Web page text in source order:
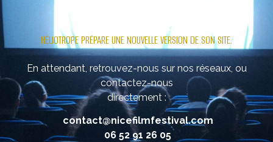
HÉLIOTROPE PRÉPARE UNE NOUVELLE VERSION DE SON SITE.
En attendant, retrouvez-nous sur nos réseaux, ou
contactez-nous
directement :
contact@nicefilmfestival.com
06 52 91 26 05